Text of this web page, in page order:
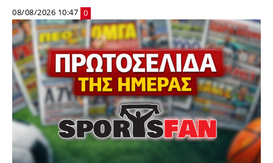
08/08/2026 10:47 0